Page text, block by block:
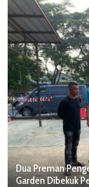
Dua Preman
Garden Dibekuk